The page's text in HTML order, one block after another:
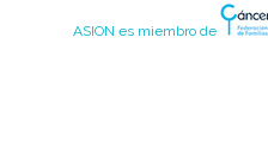
ASION es miembro de